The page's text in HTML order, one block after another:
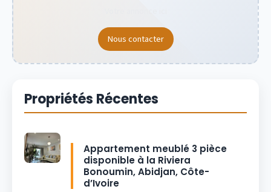
Nous contacter
Propriétés Récentes
Appartement meublé 3 pièce
disponible à la Riviera
Bonoumin, Abidjan, Côte-
d’Ivoire